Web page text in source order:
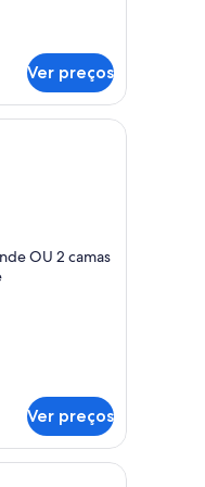
Ver preços
mesa com uma planta.
de madeira, uma cama,
OU 2 camas
Ver preços